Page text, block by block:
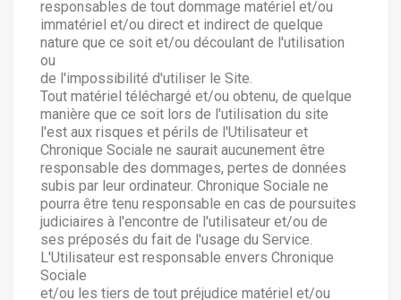
responsables de tout dommage matériel et/ou
immatériel et/ou direct et indirect de quelque
nature que ce soit et/ou découlant de l'utilisation
ou
de l'impossibilité d'utiliser le Site.
Tout matériel téléchargé et/ou obtenu, de quelque
manière que ce soit lors de l'utilisation du site
l'est aux risques et périls de l'Utilisateur et
Chronique Sociale ne saurait aucunement être
responsable des dommages, pertes de données
subis par leur ordinateur. Chronique Sociale ne
pourra être tenu responsable en cas de poursuites
judiciaires à l'encontre de l'utilisateur et/ou de
ses préposés du fait de l'usage du Service.
L'Utilisateur est responsable envers Chronique
Sociale
et/ou les tiers de tout préjudice matériel et/ou